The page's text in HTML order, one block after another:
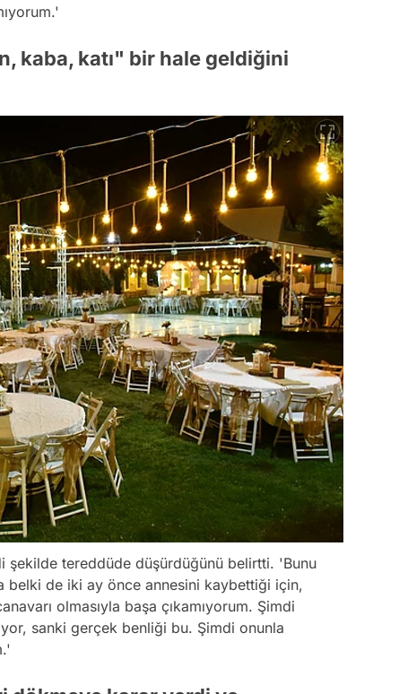
kaba, katı" bir hale geldiğini
şekilde tereddüde düşürdüğünü belirtti. 'Bunu
belki de iki ay önce annesini kaybettiği için,
olmasıyla başa çıkamıyorum. Şimdi
sanki gerçek benliği bu. Şimdi onunla